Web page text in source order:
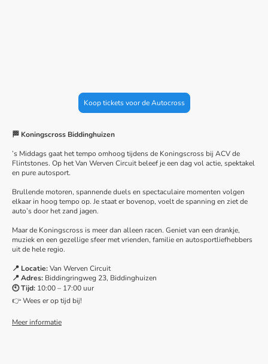
Koop tickets voor de Autocross
🏁 Koningscross Biddinghuizen
’s Middags gaat het tempo omhoog tijdens de Koningscross bij ACV de
Flintstones. Op het Van Werven Circuit beleef je een dag vol actie, spektakel
en pure autosport.
Brullende motoren, spannende duels en spectaculaire momenten volgen
elkaar in hoog tempo op. Je staat er bovenop, voelt de spanning en ziet de
auto’s door het zand jagen.
Maar de Koningscross is meer dan alleen racen. Geniet van een drankje,
muziek en een gezellige sfeer met vrienden, familie en autosportliefhebbers
uit de hele regio.
📍 Locatie:Van Werven Circuit
📍 Adres: Biddingringweg 23, Biddinghuizen
🕙 Tijd: 10:00 – 17:00 uur
👉 Wees er op tijd bij!
Meer informatie